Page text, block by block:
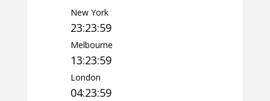
New York
23:24:00
Melbourne
13:24:00
London
04:24:00